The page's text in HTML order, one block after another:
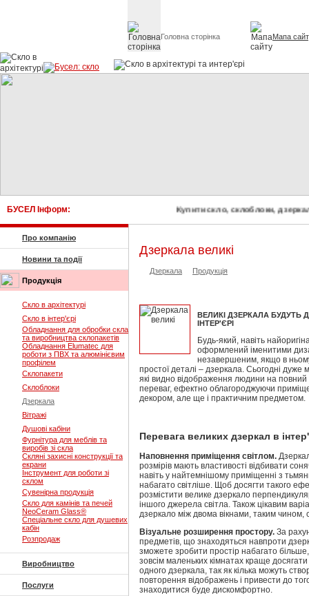
Головна сторінка Мапа
БУСЕЛ Інформ: Купити скло, склоблоки,
Про компанію
Новини та події
Продукція
Скло в архітектурі
Скло в інтер'єрі
Обладнання для обробки скла
та виробництва склопакетів
Обладнання Elumatec для
роботи з ПВХ та алюмінієвим
профілем
Склопакети
Склоблоки
Дзеркала
Вітражі
Душові кабіни
Фурнітура для меблів та
виробів зі скла
Скляні захисні конструкції та
екрани
Інструмент для роботи зі
склом
Сувенірна продукція
Скло для камінів та печей
NeoCeram Glass®
Спеціальне скло для душевих
кабін
Розпродаж
Виробництво
Послуги
Дзеркала великі
Дзеркала Продукція
ВЕЛИКІ ДЗЕРКАЛА
ІНТЕР'ЄРІ
Будь-який, навіть
оформлений іменитими
незавершеним, якщо в
простої деталі – дзеркала. Сьогодні дуже
які видно відображення людини на
переваг, ефектно облагороджуючи
декором, але ще і практичним предметом.
Перевага великих дзеркал в
Наповнення приміщення світлом.
розмірів мають властивості відбивати
навіть у найтемнішому приміщенні з
набагато світліше. Щоб досягти такого
розмістити велике дзеркало
іншого джерела світла. Також цікавим
дзеркало між двома вікнами, таким чином,
Візуальне розширення простору. За
предметів, що знаходяться навпроти
зможете зробити простір набагато
зовсім маленьких кімнатах краще
одного дзеркала, так як кілька можуть
повторення відображень і привести до
знаходитися буде дискомфортно.